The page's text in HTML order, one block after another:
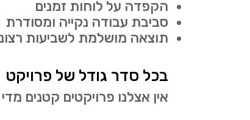
הקפדה על לוחות זמנים
סביבת עבודה נקייה ומסודרת
תוצאה מושלמת לשביעות
בכל סדר גודל של פרויקט
אין אצלנו פרויקטים קטנים